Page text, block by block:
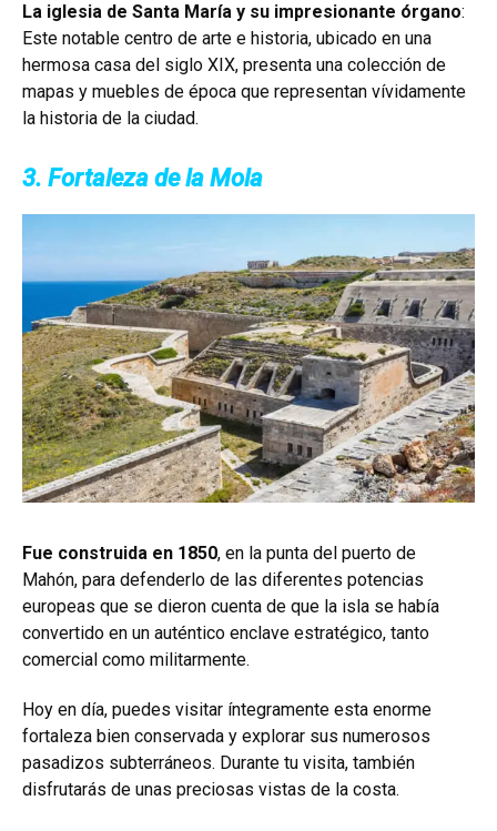
La iglesia de Santa María y su impresionante órgano:
Este notable centro de arte e historia, ubicado en una
hermosa casa del siglo XIX, presenta una colección de
mapas y muebles de época que representan vívidamente
la historia de la ciudad.
3. Fortaleza de la Mola
Fue construida en 1850, en la punta del puerto de
Mahón, para defenderlo de las diferentes potencias
europeas que se dieron cuenta de que la isla se había
convertido en un auténtico enclave estratégico, tanto
comercial como militarmente.
Hoy en día, puedes visitar íntegramente esta enorme
fortaleza bien conservada y explorar sus numerosos
pasadizos subterráneos. Durante tu visita, también
disfrutarás de unas preciosas vistas de la costa.